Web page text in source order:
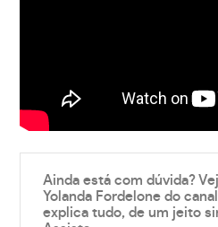
Ainda está com dúvida?
Yolanda Fordelone do
explica tudo, de um jeito